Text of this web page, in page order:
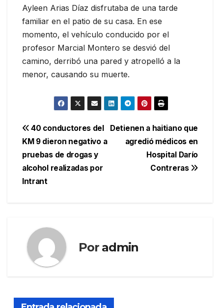
Ayleen Arias Díaz disfrutaba de una tarde
familiar en el patio de su casa. En ese
momento, el vehículo conducido por el
profesor Marcial Montero se desvió del
camino, derribó una pared y atropelló a la
menor, causando su muerte.
Navegación
de
entradas
Detienen a haitiano que
agredió médicos en
Hospital Darío
Contreras
40 conductores del
KM 9 dieron negativo a
pruebas de drogas y
alcohol realizadas por
Intrant
Por admin